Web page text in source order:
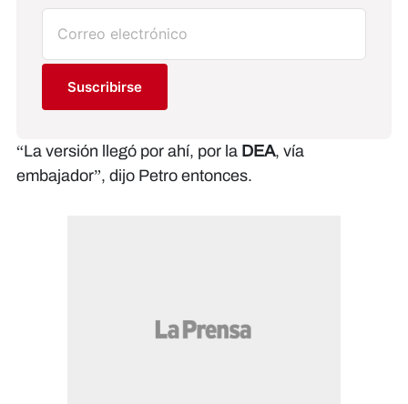
Suscribirse
“La versión llegó por ahí, por la DEA, vía
embajador”, dijo Petro entonces.